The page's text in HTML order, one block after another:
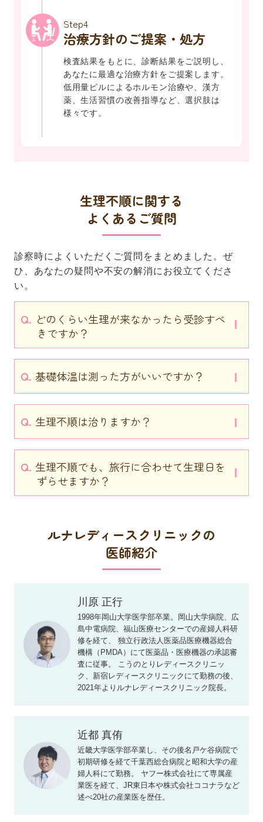
Step4
治療方針のご提案・処方
検査結果をもとに、診断結果をご説明し、
あなたに最適な治療方針をご提案します。
低用量ピルによるホルモン治療や、漢方
薬、生活習慣の改善指導など、選択肢は
様々です。
生理不順に関する
よくあるご質問
診察時によくいただくご質問をまとめました。ぜ
ひ、あなたの疑問や不安の解消にお役立てくださ
い。
Q. どのくらい生理が来なかったら受診すべ
きですか？
Q. 基礎体温は測った方がいいですか？
Q. 生理不順は治りますか？
Q. 生理不順でも、旅行に合わせて生理日を
ずらせますか？
ルナレディースクリニックの
医師紹介
川原 正行
1998年岡山大学医学部卒業。岡山大学病院、広
島中電病院、福山医療センターでの産婦人科研
修を経て、 独立行政法人医薬品医療機器総合
機構（PMDA）にて医薬品・医療機器の承認審
査に従事。 こうのとりレディースクリニッ
ク、新宿レディースクリニックにて勤務の後、
2021年よりルナレディースクリニック院長。
近都 真侑
近畿大学医学部卒業し、その後名戸ケ谷病院で
初期研修を経て千葉西総合病院と昭和大学の産
婦人科にて勤務。 ヤフー株式会社にて専属産
業医を経て、JR東日本や株式会社ココナラなど
述べ20社の産業医を歴任。